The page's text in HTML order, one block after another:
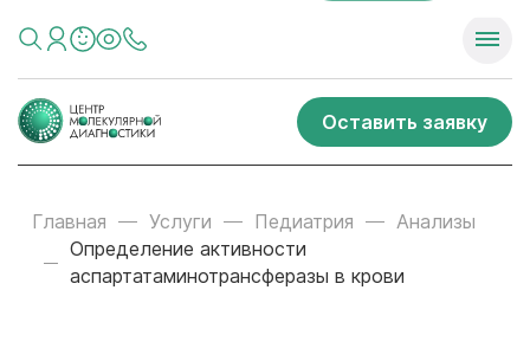
Оставить заявку
Главная Услуги Педиатрия
Анализы
Определение активности
аспартатаминотрансферазы в крови